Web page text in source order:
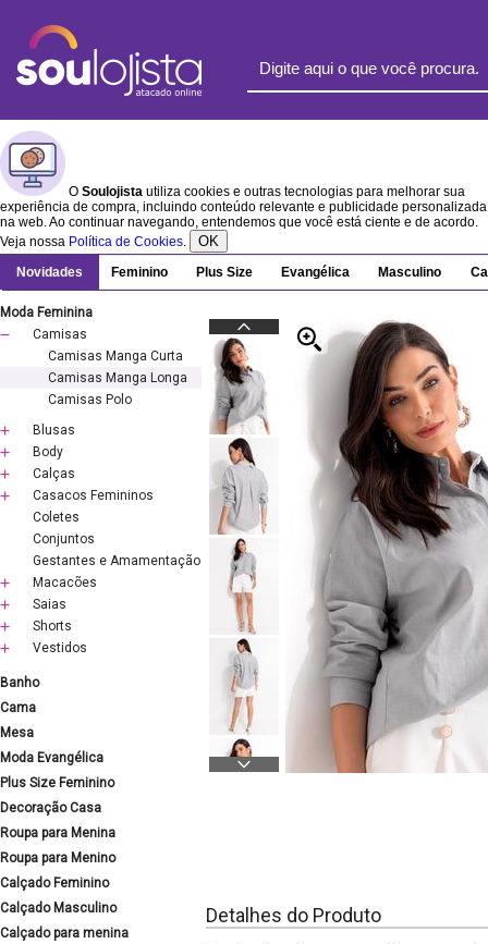
O Soulojista utiliza cookies e outras tecnologias para melhorar sua
experiência de compra, incluindo conteúdo relevante e publicidade personalizada
na web. Ao continuar navegando, entendemos que você está ciente e de acordo.
Veja nossa Política de Cookies. OK
Novidades Feminino Plus Size Evangélica Masculino
Moda Feminina
Camisas
Camisas Manga Curta
Camisas Manga Longa
Camisas Polo
Blusas
Body
Calças
Casacos Femininos
Coletes
Conjuntos
Gestantes e Amamentação
Macacões
Saias
Shorts
Vestidos
Banho
Cama
Mesa
Moda Evangélica
Plus Size Feminino
Decoração Casa
Roupa para Menina
Roupa para Menino
Calçado Feminino
Calçado Masculino
Calçado para menina
Detalhes do Produto